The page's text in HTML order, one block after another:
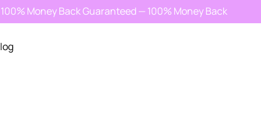
Money Back Guaranteed — 100% Money Back